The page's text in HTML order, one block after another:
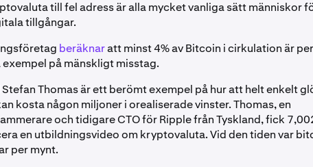
till fel adress är alla mycket vanliga sätt människor
tillgångar.
beräknaratt minst 4% av Bitcoin i cirkulation är
exempel på mänskligt misstag.
Stefan Thomas är ett berömt exempel på hur att helt enkelt
kosta någon miljoner i orealiserade vinster. Thomas, en
och tidigare CTO för Ripple från Tyskland, fick
en utbildningsvideo om kryptovaluta. Vid den tiden var
per mynt.